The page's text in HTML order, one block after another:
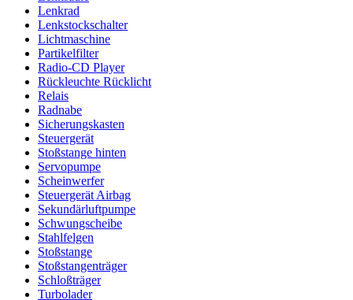
Lenkrad
Lenkstockschalter
Lichtmaschine
Partikelfilter
Radio-CD Player
Rückleuchte Rücklicht
Relais
Radnabe
Sicherungskasten
Steuergerät
Stoßstange hinten
Servopumpe
Scheinwerfer
Steuergerät Airbag
Sekundärluftpumpe
Schwungscheibe
Stahlfelgen
Stoßstange
Stoßstangenträger
Schloßträger
Turbolader